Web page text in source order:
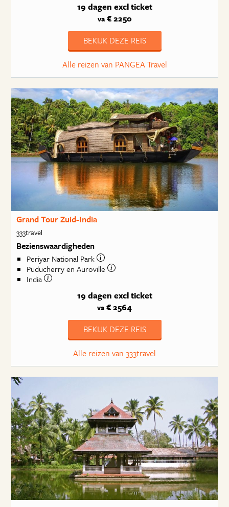
19 dagen excl ticket
va€ 2250
BEKIJK DEZE REIS
Alle reizen van PANGEA Travel
Grand Tour Zuid-India
333travel
Bezienswaardigheden
Periyar National Park
Puducherry en Auroville
India
19 dagen excl ticket
va € 2564
BEKIJK DEZE REIS
Alle reizen van 333travel